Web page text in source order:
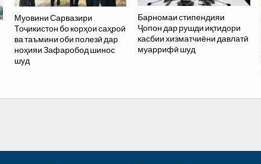
Муовини Сарвазири
Тоҷикистон бо корҳои саҳроӣ
ва таъмини оби полезӣ дар
ноҳияи Зафаробод шинос
шуд
Барномаи стипендияи
Ҷопон дар рушди иқтидори
касбии хизматчиёни давлатӣ
муаррифӣ шуд